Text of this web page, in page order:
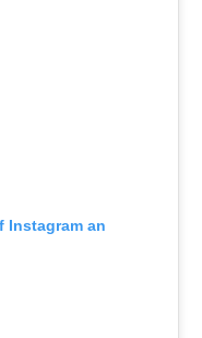
Instagram an